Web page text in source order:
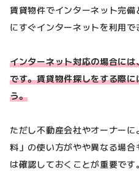
賃貸物件でインターネット完
にすぐインターネットを利用で
インターネット対応の場合に
です。賃貸物件探しをする際
う。
ただし不動産会社やオーナー
料」の使い方がやや異なる場
は確認しておくことが重要です。